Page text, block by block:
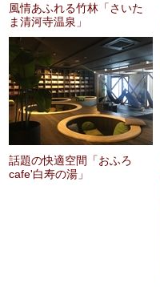
風情あふれる竹林「さいた
ま清河寺温泉」
話題の快適空間「おふろ
cafe'白寿の湯」